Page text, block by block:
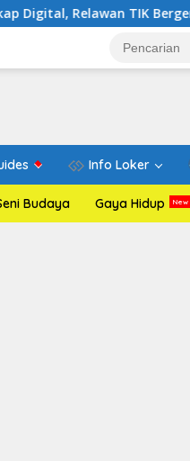
TIK Bergerak
Info Loker
Budaya Gaya Hidup